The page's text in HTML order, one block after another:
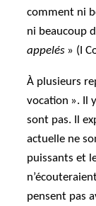
comment ni
ni beaucoup
appelés » (I
À plusieurs
vocation ». Il
sont pas. Il
actuelle ne
puissants et
pensent pas